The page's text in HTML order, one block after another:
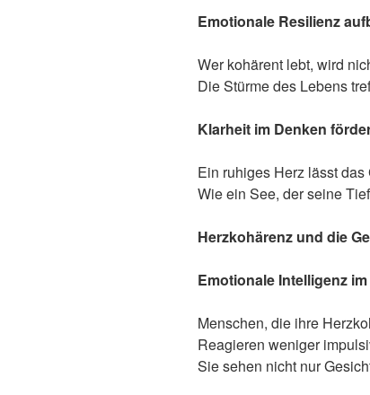
Emotionale Resilienz
Wer kohärent lebt, wird
Die Stürme des Lebens
Klarheit im Denken fö
Ein ruhiges Herz lässt
Wie ein See, der seine
Herzkohärenz und die
Emotionale Intelligenz
Menschen, die ihre
Reagieren weniger
Sie sehen nicht nur